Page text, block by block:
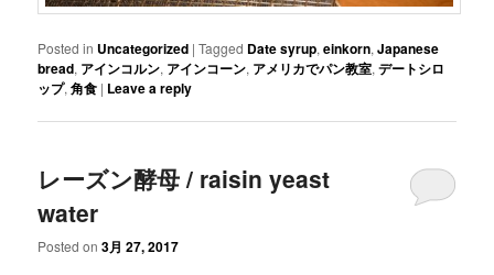
Posted in Uncategorized |Tagged Date syrup,einkorn,Japanese
bread, アインコルン, アインコーン, アメリカでパン教室,デートシロ
ップ,角食 | Leave a reply
レーズン酵母 / raisin yeast
water
Posted on3月 27, 2017